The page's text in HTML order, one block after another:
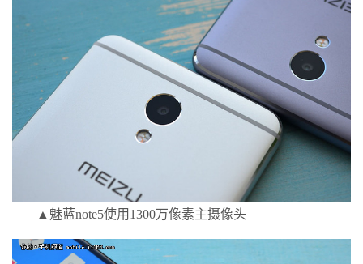
▲魅蓝note5使用1300万像素主摄像头